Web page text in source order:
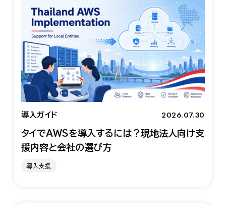
導入ガイド 2026.07.30
タイでAWSを導入するには？現地法人向け支
援内容と会社の選び方
導入支援